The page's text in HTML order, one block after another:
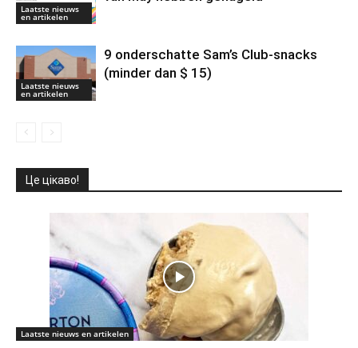
Laatste nieuws
en artikelen
Laatste nieuws
en artikelen
9 onderschatte Sam’s Club-snacks
(minder dan $ 15)
Це цікаво!
Laatste nieuws en artikelen